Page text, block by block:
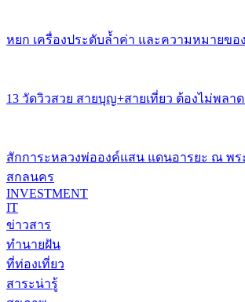
หยก เครื่องประดับล้ำค่า และความหมายขอ
13 วัดวิวสวย สายบุญ+สายเที่ยว ต้องไม่พลา
สักการะหลวงพ่อองค์แสน แดนอารยะ ณ พร
สกลนคร
INVESTMENT
IT
ข่าวสาร
ทำนายฝัน
ที่ท่องเที่ยว
สาระน่ารู้